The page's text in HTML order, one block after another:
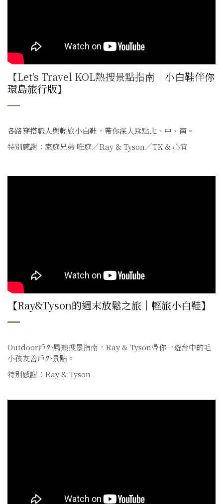
【Let's Travel KOL熱搜景點指南｜ 小白鞋伴你
環島旅行版】
各路穿搭職人與輕旅小白鞋，帶你深入踩點北、中、南。
特別感謝：家庭兄弟 唯庭／Ray & Tyson／TK & 心宜
【Ray&Tyson的週末放鬆之旅｜輕旅小白鞋】
Outdoor戶外風熱搜景指南， Ray & Tyson帶你一遊台中的毛
小孩友善戶外景點。
特別感謝：Ray & Tyson